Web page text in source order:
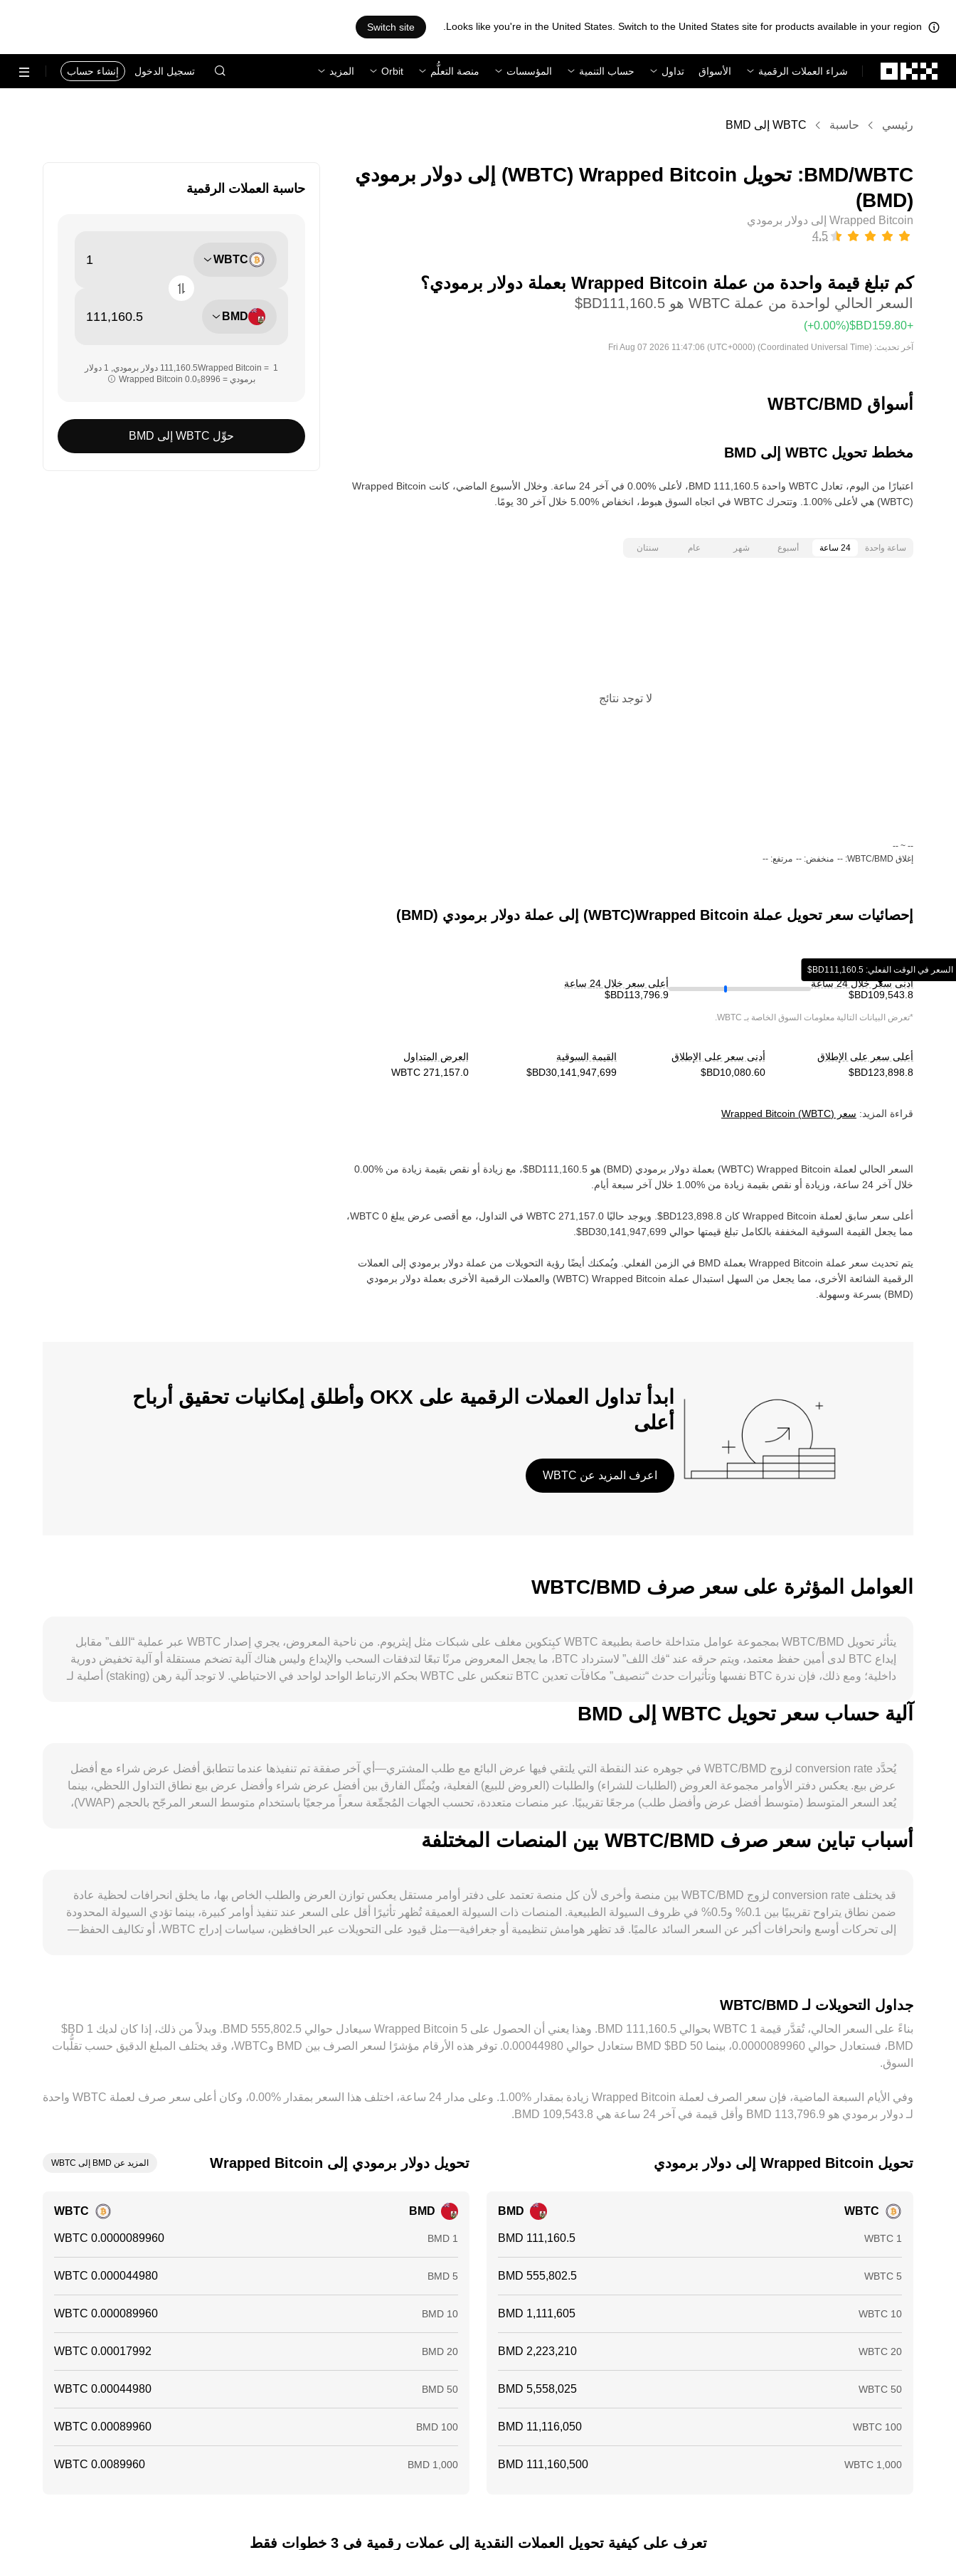
Looks like you're in the United States. Switch to the United States site for products available in your region.
Switch site
شراء العملات الرقمية
الأسواق تداول حساب التنمية المؤسسات منصة التعلُّم Orbit المزيد تسجيل الدخول إنشاء حساب
رئيسي حاسبة WBTC إلى BMD
‏WBTC/‏BMD: تحويل ‏Wrapped Bitcoin (‏WBTC) إلى ‏دولار برمودي
(‏BMD)
Wrapped Bitcoin إلى دولار برمودي
كم تبلغ قيمة واحدة من عملة ‏Wrapped Bitcoin بعملة ‏دولار برمودي؟
السعر الحالي لواحدة من عملة WBTC هو ‏‎‏‎111,160.5‏‏BD$‏
(‏‎+0.00‎%‎‏)
آخر تحديث:
أسواق WBTC/BMD
مخطط تحويل WBTC إلى BMD
(WBTC) هي لأعلى‏ ‏‎1.00‎%‎‏. وتتحرك WBTC في اتجاه السوق هبوط‏، انخفاض‏ ‏‎5.00‎%‎‏ خلال آخر 30 يومًا.
ساعة واحدة 24 ساعة أسبوع شهر عام سنتان
لا توجد نتائج
‏-- ~ ‎--‏
إغلاق WBTC/BMD: --
منخفض: -- مرتفع: --
إحصائيات سعر تحويل عملة ‏Wrapped Bitcoin(‏WBTC) إلى عملة ‏دولار برمودي (‏BMD)
أدنى سعر خلال 24 ساعة
السعر في الوقت الفعلي: ‏‎‏‎111,160.5‏‏BD$‏
أعلى سعر خلال 24 ساعة
*تعرض البيانات التالية معلومات السوق الخاصة بـ WBTC
.
أعلى سعر على الإطلاق
أدنى سعر على الإطلاق
‏‎‏‎10,080.60‏‏BD$‏
القيمة السوقية
العرض المتداول
‏‎‏‎271,157.0‏‏ WBTC‏
قراءة المزيد: سعر Wrapped Bitcoin (WBTC)
السعر الحالي لعملة ‏ Wrapped Bitcoin
(‏
WBTC) بعملة ‏ دولار برمودي (‏
BMD) هو ‏ ، مع زيادة أو نقص بقيمة ‏ زيادة من ‏
خلال آخر 24 ساعة، وزيادة أو نقص بقيمة ‏
زيادة من ‏ خلال آخر سبعة أيام.
أعلى سعر سابق لعملة ‏ Wrapped Bitcoin كان ‏ . ويوجد حاليًا ‏ في التداول، مع أقصى عرض يبلغ ‏
،
مما يجعل القيمة السوقية المخففة بالكامل تبلغ قيمتها حوالي ‏
يتم تحديث سعر عملة ‏ Wrapped Bitcoin بعملة ‏ BMD في الزمن الفعلي. ويُمكنك أيضًا رؤية التحويلات من عملة ‏ دولار برمودي إلى العملات
الرقمية الشائعة الأخرى، مما يجعل من السهل استبدال عملة ‏ Wrapped Bitcoin
(‏
WBTC) والعملات الرقمية الأخرى بعملة ‏ دولار برمودي
(‏
BMD) بسرعة وسهولة.
حاسبة العملات الرقمية
WBTC
BMD
‏‏1 Wrapped Bitcoin = ‎‏‎111,160.5‏ دولار برمودي‏, ‎‏1 دولار
برمودي = ‎‏‎0.0₅8996‏ Wrapped Bitcoin‏‏
حوِّل WBTC إلى BMD
ابدأ تداول العملات الرقمية على OKX وأطلق إمكانيات تحقيق أرباح
أعلى
اعرف المزيد عن WBTC
العوامل المؤثرة على سعر صرف WBTC/BMD
يتأثر تحويل WBTC/BMD بمجموعة عوامل متداخلة خاصة بطبيعة WBTC كبِتكوين مغلف على شبكات مثل إيثريوم. من ناحية المعروض، يجري إصدار WBTC عبر عملية “اللف” مقابل
إيداع BTC لدى أمين حفظ معتمد، ويتم حرقه عند “فك اللف” لاسترداد BTC، ما يجعل المعروض مرنًا تبعًا لتدفقات السحب والإيداع وليس هناك آلية تضخم مستقلة أو آلية تخفيض دورية
داخلية؛ ومع ذلك، فإن ندرة BTC نفسها وتأثيرات حدث “تنصيف” مكافآت تعدين BTC تنعكس على WBTC بحكم الارتباط الواحد لواحد في الاحتياطي. لا توجد آلية رهن (staking) أصلية لـ
بـ BMD. التطورات التنظيمية ذات الصلة—مثل قواعد حفظ الأصول الرقمية، متطلبات الشفافية لدى أمناء حفظ WBTC، سياسات العبور عبر السلاسل، أو القرارات المتعلقة بمنتجات
استثمارية لبيتكوين—يمكن أن تغيّر بوتيرة سريعة تدفقات الإصدار والحرق وثقة المشاركين. فنيًا، تؤثر معدلات التمويل في عقود المقايضات الدائمة الخاصة بـ BTC/WBTC، تواريخ تسوية
خيارات بيتكوين، وحركات المحافظ الكبرى في عمليات سكّ/حرق WBTC أو تحويلات الجسور بين السلاسل على تقلبات المدى القصير، بينما تضيف بيانات الدفتر وأحجام التداول على
المنصات المركزية واللامركزية طبقة إضافية من التأثير على conversion rate لـ WBTC/BMD.
آلية حساب سعر تحويل WBTC إلى BMD
يُحدَّد conversion rate لزوج WBTC/BMD في جوهره عند النقطة التي يلتقي فيها عرض البائع مع طلب المشتري—أي آخر صفقة تم تنفيذها عندما تتطابق أفضل عرض شراء مع أفضل
عرض بيع. يعكس دفتر الأوامر مجموعة العروض (الطلبات للشراء) والطلبات (العروض للبيع) الفعلية، ويُمثّل الفارق بين أفضل عرض شراء وأفضل عرض بيع نطاق التداول اللحظي، بينما
يُعد السعر المتوسط (متوسط أفضل عرض وأفضل طلب) مرجعًا تقريبيًا. عبر منصات متعددة، تحسب الجهات المُجمِّعة سعراً مرجعيًا باستخدام متوسط السعر المرجّح بالحجم (VWAP)،
أسباب تباين سعر صرف WBTC/BMD بين المنصات المختلفة
قد يختلف conversion rate لزوج WBTC/BMD بين منصة وأخرى لأن كل منصة تعتمد على دفتر أوامر مستقل يعكس توازن العرض والطلب الخاص بها، ما يخلق انحرافات لحظية عادة
ضمن نطاق يتراوح تقريبيًا بين 0.1% و0.5% في ظروف السيولة الطبيعية. المنصات ذات السيولة العميقة تُظهر تأثيرًا أقل على السعر عند تنفيذ أوامر كبيرة، بينما تؤدي السيولة المحدودة
إلى تحركات أوسع وانحرافات أكبر عن السعر السائد عالميًا. قد تظهر هوامش تنظيمية أو جغرافية—مثل قيود على التحويلات عبر الحافظين، سياسات إدراج WBTC، أو تكاليف الحفظ—
جداول التحويلات لـ WBTC/BMD
بناءً على السعر الحالي، تُقدَّر قيمة 1 ‏WBTC بحوالي ‏‏‎111,160.5‏ ‏BMD. وهذا يعني أن الحصول على 5 ‏Wrapped Bitcoin سيعادل حوالي ‏‏‎555,802.5‏ ‏BMD. وبدلاً من ذلك، إذا كان لديك 1 ‏BD$
‏BMD، فستعادل حوالي ‏‏‎0.0000089960‏، بينما 50 ‏BD$ ‏BMD ستعادل حوالي ‏‏‎0.00044980‏. توفر هذه الأرقام مؤشرًا لسعر الصرف بين ‏BMD و‏WBTC، وقد يختلف المبلغ الدقيق حسب تقلُّبات
السوق.
وفي الأيام السبعة الماضية، فإن سعر الصرف لعملة ‏Wrapped Bitcoin ‏زيادة بمقدار ‏‏‎1.00‎%‎‏. وعلى مدار 24 ساعة، اختلف هذا السعر بمقدار ‏‎0.00‎%‎‏، وكان أعلى سعر صرف لعملة WBTC واحدة
لـ دولار برمودي هو ‏‎113,796.9‏‏ BMD وأقل قيمة في آخر 24 ساعة هي ‏‎109,543.8‏‏ BMD.
تحويل ‏Wrapped Bitcoin إلى ‏دولار برمودي
WBTC
BMD
تحويل ‏دولار برمودي إلى ‏Wrapped Bitcoin المزيد عن BMD إلى WBTC
BMD
WBTC
تعرف على كيفية تحويل العملات النقدية إلى عملات رقمية في 3 خطوات فقط